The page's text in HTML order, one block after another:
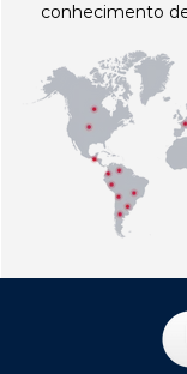
conhecimento